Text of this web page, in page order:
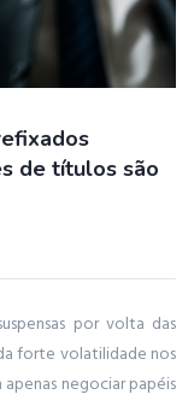
de títulos são
por volta das
forte volatilidade nos
negociar papéis